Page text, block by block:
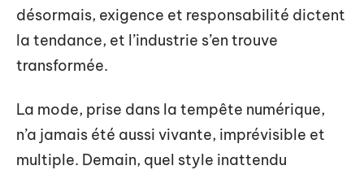
désormais, exigence et responsabilité dictent
la tendance, et l’industrie s’en trouve
transformée.
La mode, prise dans la tempête numérique,
n’a jamais été aussi vivante, imprévisible et
multiple. Demain, quel style inattendu